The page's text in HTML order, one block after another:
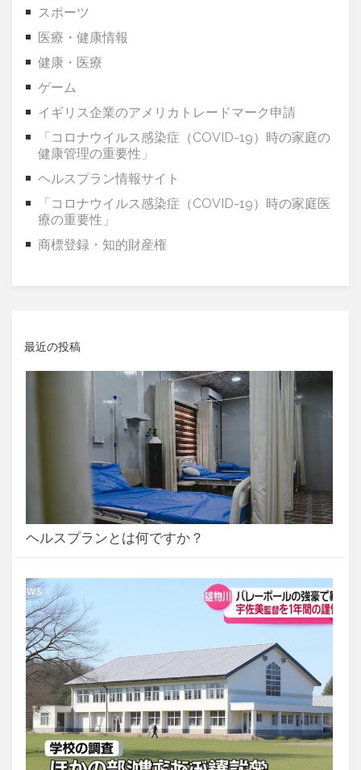
スポーツ
医療・健康情報
健康・医療
ゲーム
イギリス企業のアメリカトレードマーク申請
「コロナウイルス感染症（COVID-19）時の家庭の
健康管理の重要性」
ヘルスプラン情報サイト
「コロナウイルス感染症（COVID-19）時の家庭医
療の重要性」
商標登録・知的財産権
最近の投稿
ヘルスプランとは何ですか？